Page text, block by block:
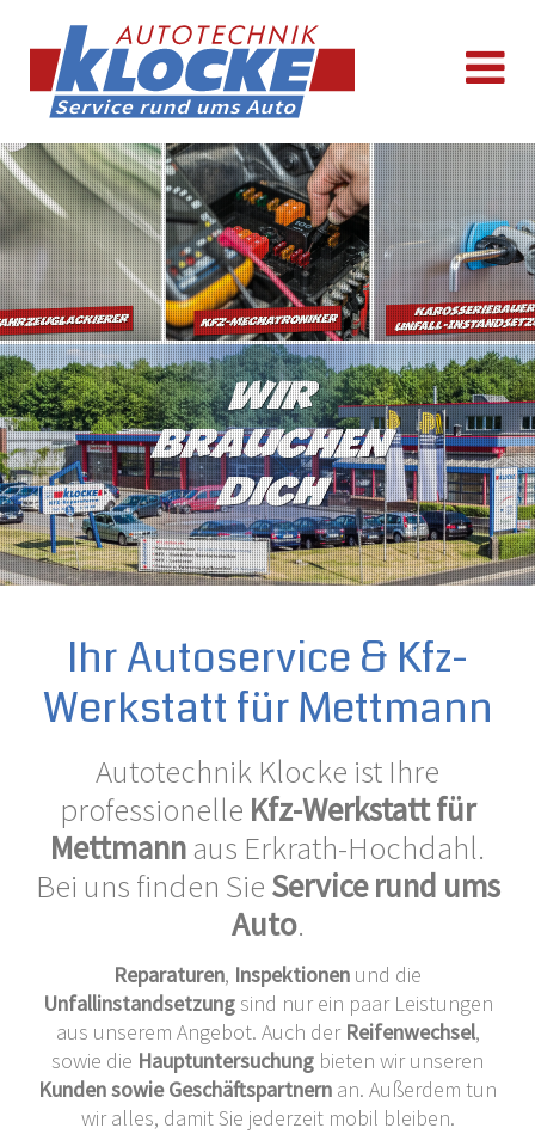
Ihr Autoservice & Kfz-
Werkstatt für Mettmann
Autotechnik Klocke ist Ihre
professionelle Kfz-Werkstatt für
Mettmannaus Erkrath-Hochdahl.
Bei uns finden Sie Service rund ums
Auto.
Reparaturen, Inspektionen und die
Unfallinstandsetzungsind nur ein paar Leistungen
aus unserem Angebot. Auch der Reifenwechsel,
sowie die Hauptuntersuchung bieten wir unseren
Kunden sowie Geschäftspartnern an. Außerdem tun
wir alles, damit Sie jederzeit mobil bleiben.